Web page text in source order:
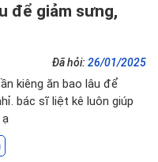
để giảm sưng,
Đã hỏi: 26/01/2025
kiêng ăn bao lâu để
bác sĩ liệt kê luôn giúp
ạ